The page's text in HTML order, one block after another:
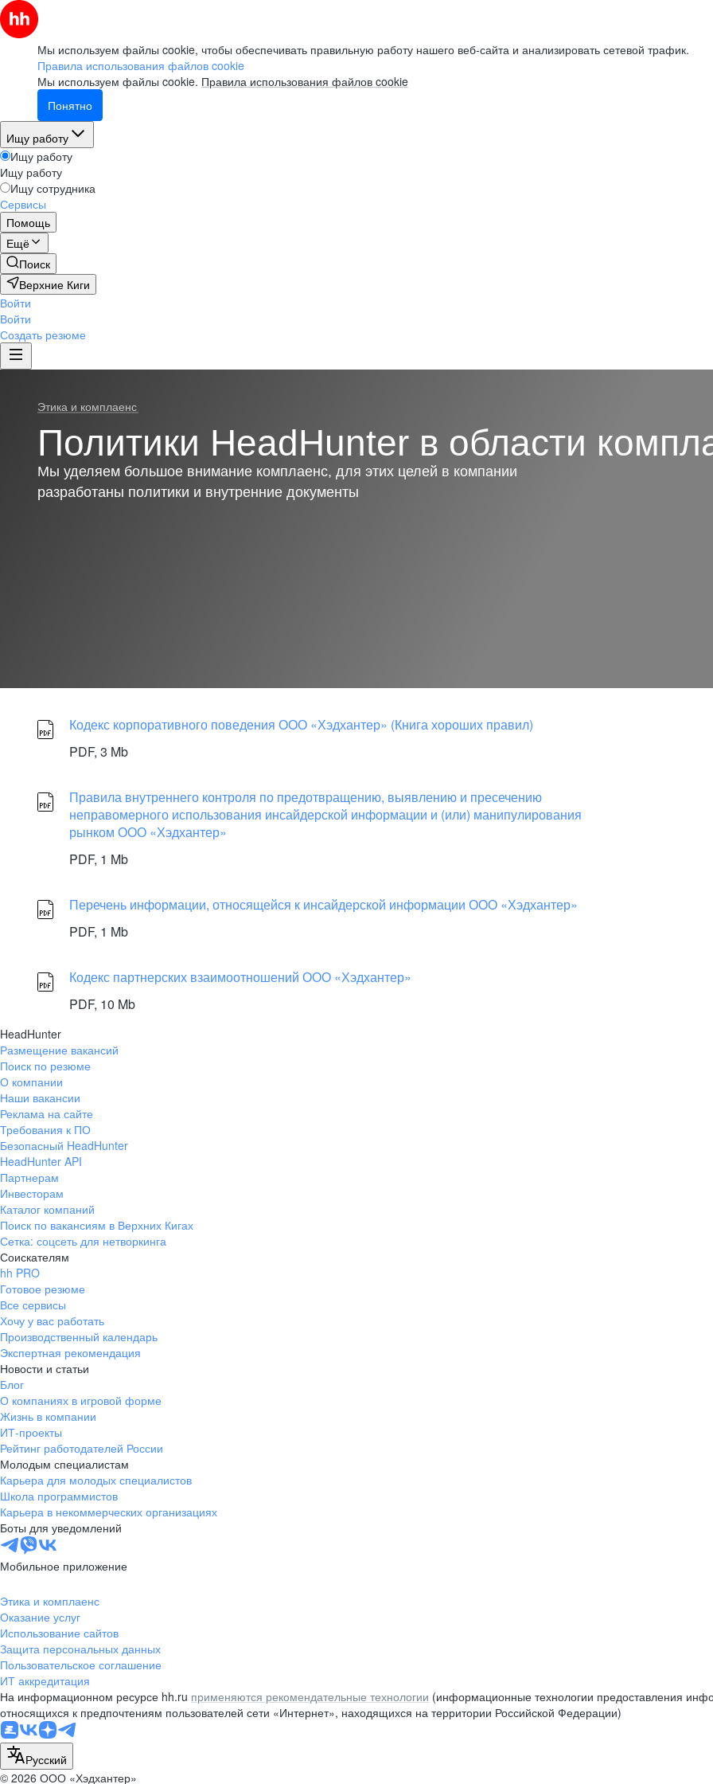
Мы используем файлы cookie, чтобы обеспечивать правильную работу нашего веб-сайта и анализировать сетевой трафик.
Правила использования файлов cookie
Мы используем файлы cookie. Правила использования файлов cookie
Понятно
Ищу работу
Ищу работу
Ищу работу
Ищу сотрудника
Сервисы
Помощь
Ещё
Поиск
Верхние Киги
Войти
Войти
Создать резюме
Этика и комплаенс
Политики HeadHunter в области
Мы уделяем большое внимание комплаенс, для этих целей в компании
разработаны политики и внутренние документы
Кодекс корпоративного поведения ООО «Хэдхантер» (Книга хороших правил)
PDF, 3 Mb
Правила внутреннего контроля по предотвращению, выявлению и пресечению
неправомерного использования инсайдерской информации и (или) манипулирования
рынком ООО «Хэдхантер»
PDF, 1 Mb
Перечень информации, относящейся к инсайдерской информации ООО «Хэдхантер»
PDF, 1 Mb
Кодекс партнерских взаимоотношений ООО «Хэдхантер»
PDF, 10 Mb
HeadHunter
Размещение вакансий
Поиск по резюме
О компании
Наши вакансии
Реклама на сайте
Требования к ПО
Безопасный HeadHunter
HeadHunter API
Партнерам
Инвесторам
Каталог компаний
Поиск по вакансиям в Верхних Кигах
Сетка: соцсеть для нетворкинга
Соискателям
hh PRO
Готовое резюме
Все сервисы
Хочу у вас работать
Производственный календарь
Экспертная рекомендация
Новости и статьи
Блог
О компаниях в игровой форме
Жизнь в компании
ИТ-проекты
Рейтинг работодателей России
Молодым специалистам
Карьера для молодых специалистов
Школа программистов
Карьера в некоммерческих организациях
Боты для уведомлений
Мобильное приложение
Этика и комплаенс
Оказание услуг
Использование сайтов
Защита персональных данных
Пользовательское соглашение
ИТ аккредитация
На информационном ресурсе hh.ru применяются рекомендательные технологии (информационные технологии предоставления
относящихся к предпочтениям пользователей сети «Интернет», находящихся на территории Российской Федерации)
Русский
© 2026 ООО «Хэдхантер»